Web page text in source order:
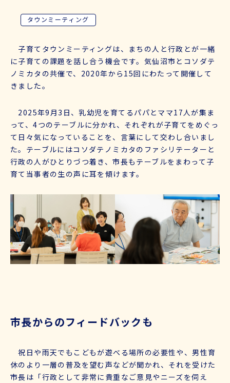
タウンミーティング
子育てタウンミーティングは、まちの人と行政とが一緒
に子育ての課題を話し合う機会です。気仙沼市とコソダテ
ノミカタの共催で、2020年から15回にわたって開催して
きました。
2025年9月3日、乳幼児を育てるパパとママ17人が集ま
って、4つのテーブルに分かれ、それぞれが子育てをめぐっ
て日々気になっていることを、言葉にして交わし合いまし
た。テーブルにはコソダテノミカタのファシリテーターと
行政の人がひとりづつ着き、市長もテーブルをまわって子
育て当事者の生の声に耳を傾けます。
市長からのフィードバックも
祝日や雨天でもこどもが遊べる場所の必要性や、男性育
休のより一層の普及を望む声などが聞かれ、それを受けた
市長は「行政として非常に貴重なご意見やニーズを伺え